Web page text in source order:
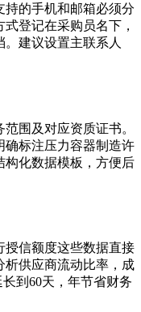
的手机和邮箱必须分
登记在采购员名下，
建议设置主联系人
围及对应资质证书。
确标注压力容器制造许
构化数据模板，方便后
授信额度这些数据直接
析供应商流动比率，成
到60天，年节省财务